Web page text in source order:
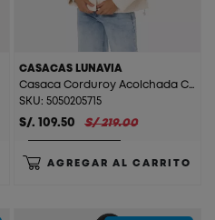
CASACAS LUNAVIA
Casaca Corduroy Acolchada C/F Lunavia Beige
SKU: 5050205715
S/. 109.50 S/ 219.00
AGREGAR AL CARRITO